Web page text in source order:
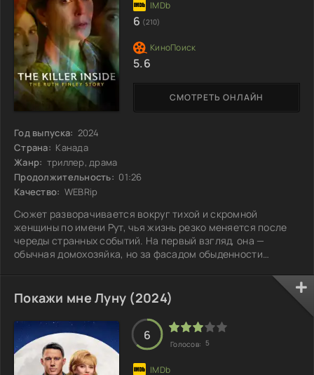
Год выпуска: 2024
Страна: Канада
Жанр: триллер, драма
Продолжительность: 01:26
Качество: WEBRip
Сюжет разворачивается вокруг тихой и скромной
женщины по имени Рут, чья жизнь резко меняется после
череды странных событий. На первый взгляд, она —
обычная домохозяйка, но за фасадом обыденности
тревожные письма с угрозами, которые переворачивают
её мир с ног на голову. В отчаянной попытке сохранить
семью и собственное душевное равновесие, она
обращается за помощью к полиции. Но чем больше
следователи углубляются в расследование, тем более
СМОТРЕТЬ ОНЛАЙН
6 (210)
5.6
Покажи мне Луну (2024)
6
Голосов: 5